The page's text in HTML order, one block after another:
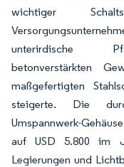
wichtiger
unterirdische
betonverstärkten
maßgefertigten
steigerte. Die
Umspannwerk-
auf USD 5.800 im
Legierungen und